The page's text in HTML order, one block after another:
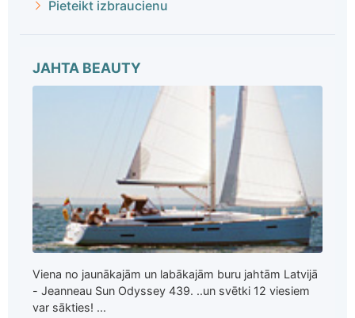
Pieteikt izbraucienu
JAHTA BEAUTY
Viena no jaunākajām un labākajām buru jahtām Latvijā
- Jeanneau Sun Odyssey 439. ..un svētki 12 viesiem
var sākties! ...